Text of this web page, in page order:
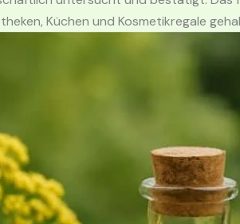
Küchen und Kosmetikregale